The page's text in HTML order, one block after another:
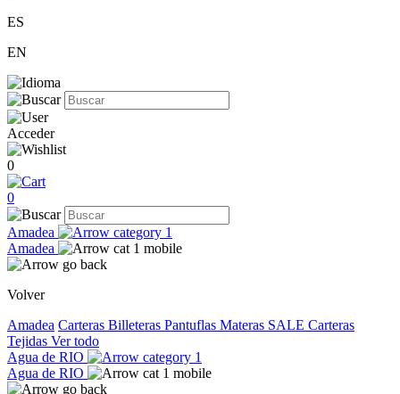
ES
EN
Acceder
0
0
Amadea
Amadea
Volver
Amadea Carteras Billeteras Pantuflas Materas SALE Carteras
Tejidas Ver todo
Agua de RIO
Agua de RIO